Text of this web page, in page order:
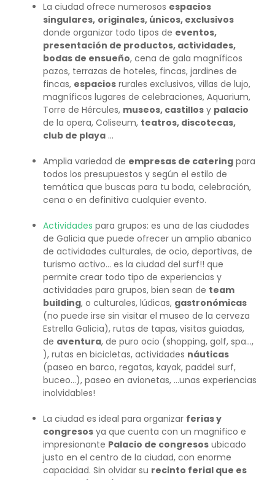
La ciudad ofrece numerosos espacios
singulares, originales, únicos, exclusivos
donde organizar todo tipos de eventos,
presentación de productos, actividades,
bodas de ensueño, cena de gala magníficos
pazos, terrazas de hoteles, fincas, jardines de
fincas, espacios rurales exclusivos, villas de lujo,
magníficos lugares de celebraciones, Aquarium,
Torre de Hércules, museos, castillos y palacio
de la opera, Coliseum, teatros, discotecas,
club de playa …
Amplia variedad de empresas de catering para
todos los presupuestos y según el estilo de
temática que buscas para tu boda, celebración,
cena o en definitiva cualquier evento.
Actividades para grupos: es una de las ciudades
de Galicia que puede ofrecer un amplio abanico
de actividades culturales, de ocio, deportivas, de
turismo activo… es la ciudad del surf!! que
permite crear todo tipo de experiencias y
actividades para grupos, bien sean de team
building, o culturales, lúdicas, gastronómicas
(no puede irse sin visitar el museo de la cerveza
Estrella Galicia), rutas de tapas, visitas guiadas,
de aventura, de puro ocio (shopping, golf, spa…,
), rutas en bicicletas, actividades náuticas
(paseo en barco, regatas, kayak, paddel surf,
buceo…), paseo en avionetas, …unas experiencias
inolvidables!
La ciudad es ideal para organizar ferias y
congresos ya que cuenta con un magnifico e
impresionante Palacio de congresos ubicado
justo en el centro de la ciudad, con enorme
capacidad. Sin olvidar su recinto ferial que es